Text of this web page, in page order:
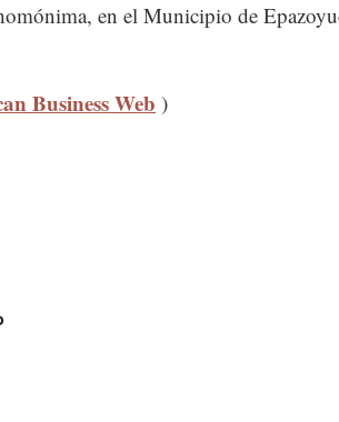
en el Municipio de
Business Web )